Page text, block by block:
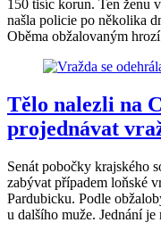
150 tisíc korun. Ten ženu
našla policie po několika
Oběma obžalovaným
Tělo nalezli na
projednávat
Senát pobočky krajského
zabývat případem loňské
Pardubicku. Podle
u dalšího muže. Jednání je